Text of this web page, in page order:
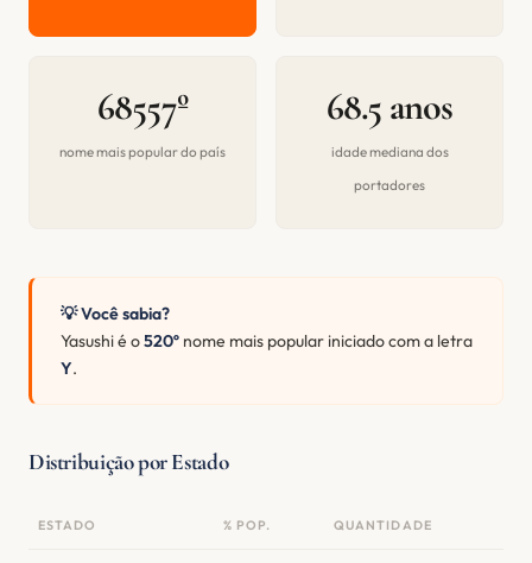
68557º
nome mais popular do país
68.5 anos
idade mediana dos
portadores
💡 Você sabia?
Yasushi é o520º nome mais popular iniciado com a letra
Y.
Distribuição por Estado
ESTADO % POP. QUANTIDADE